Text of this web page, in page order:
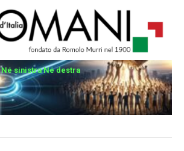
sinistra Né destra